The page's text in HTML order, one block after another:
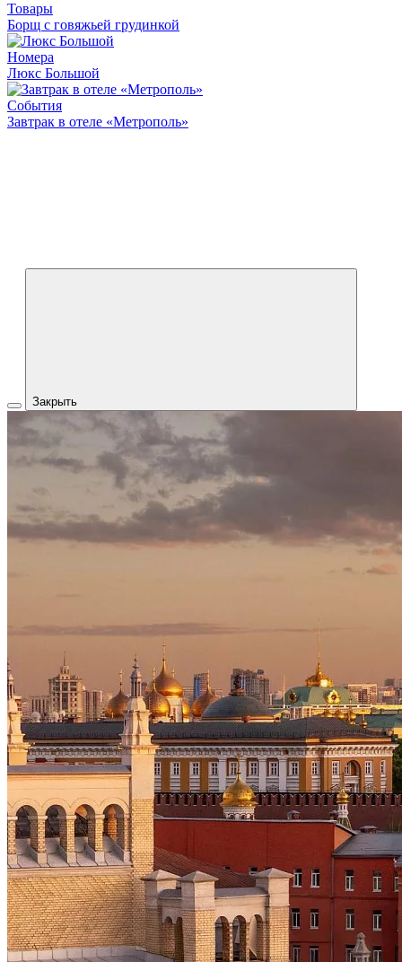
Товары
Борщ с говяжьей грудинкой
Номера
Люкс Большой
События
Завтрак в отеле «Метрополь»
Закрыть